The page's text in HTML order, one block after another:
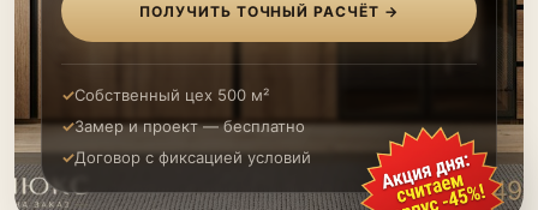
ПОЛУЧИТЬ ТОЧНЫЙ РАСЧЁТ →
Собственный цех 500 м²
Замер и проект — бесплатно
Договор с фиксацией условий